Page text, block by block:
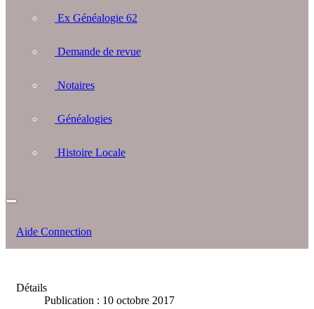
Ex Généalogie 62
Demande de revue
Notaires
Généalogies
Histoire Locale
Aide Connection
Détails
Publication : 10 octobre 2017